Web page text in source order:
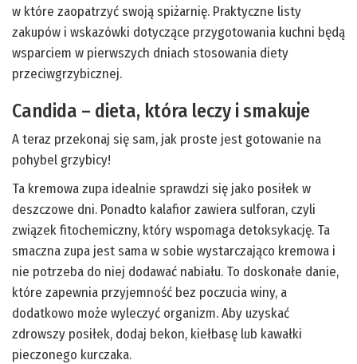
w które zaopatrzyć swoją spiżarnię. Praktyczne listy
zakupów i wskazówki dotyczące przygotowania kuchni będą
wsparciem w pierwszych dniach stosowania diety
przeciwgrzybicznej.
Candida – dieta, która leczy i smakuje
A teraz przekonaj się sam, jak proste jest gotowanie na
pohybel grzybicy!
Ta kremowa zupa idealnie sprawdzi się jako posiłek w
deszczowe dni. Ponadto kalafior zawiera sulforan, czyli
związek fitochemiczny, który wspomaga detoksykację. Ta
smaczna zupa jest sama w sobie wystarczająco kremowa i
nie potrzeba do niej dodawać nabiału. To doskonałe danie,
które zapewnia przyjemność bez poczucia winy, a
dodatkowo może wyleczyć organizm. Aby uzyskać
zdrowszy posiłek, dodaj bekon, kiełbasę lub kawałki
pieczonego kurczaka.